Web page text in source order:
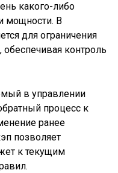
какого-либо
мощности. В
для ограничения
обеспечивая контроль
в управлении
процесс к
ранее
позволяет
к текущим